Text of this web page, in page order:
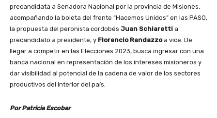
precandidata a Senadora Nacional por la provincia de Misiones,
acompañando la boleta del frente “Hacemos Unidos” en las PASO,
la propuesta del peronista cordobés Juan Schiaretti a
precandidato a presidente, y Florencio Randazzoa vice. De
llegar a competir en las Elecciones 2023, busca ingresar con una
banca nacional en representación de los intereses misioneros y
dar visibilidad al potencial de la cadena de valor de los sectores
productivos del interior del país.
Por Patricia Escobar